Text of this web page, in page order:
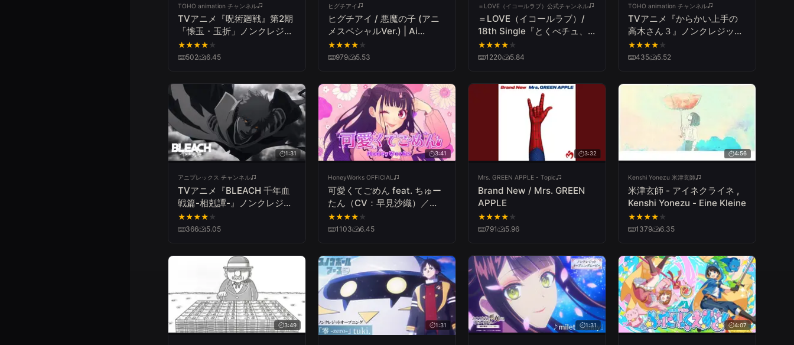
TOHO animation チャンネル
TVアニメ『呪術廻戦』第2期
「懐玉・玉折」ノンクレジッ
トOPムービー／OPテーマ：
キタニタツヤ「青のすみか」
放送中!!
★★★★ ★
502
6.45
ヒグチアイ
ヒグチアイ / 悪魔の子 (アニ
メスペシャルVer.) | Ai
Higuchi “Akuma no Ko”
Anime Special Ver.
★★★★ ★
979
5.53
＝LOVE（イコールラブ）公式チャンネル
＝LOVE（イコールラブ）/
18th Single『とくべチュ、
して』【MV full】
★★★★ ★
1220
5.84
TOHO animation チャンネル
TVアニメ『からかい上手の
高木さん３』ノンクレジット
ED「学園天国」／高木さん
(CV:高橋李依)
★★★★ ★
435
5.52
1:31
アニプレックス チャンネル
TVアニメ『BLEACH 千年血
戦篇-相剋譚-』ノンクレジッ
トオープニングムービー
★★★★ ★
366
5.05
3:41
HoneyWorks OFFICIAL
可愛くてごめん feat. ちゅー
たん（CV：早見沙織）／
HoneyWorks
★★★★ ★
1103
6.45
3:32
Mrs. GREEN APPLE - Topic
Brand New / Mrs. GREEN
APPLE
★★★★ ★
791
5.96
4:56
Kenshi Yonezu 米津玄師
米津玄師 - アイネクライネ ,
Kenshi Yonezu - Eine Kleine
★★★★ ★
1379
6.35
3:49 1:31 1:31 4:07